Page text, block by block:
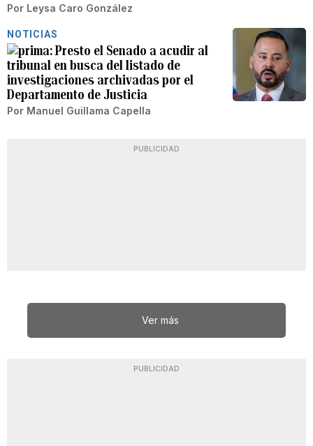
Por Leysa Caro González
NOTICIAS
Presto el Senado a acudir al
tribunal en busca del listado de
investigaciones archivadas por el
Departamento de Justicia
Por Manuel Guillama Capella
PUBLICIDAD
Ver más
PUBLICIDAD